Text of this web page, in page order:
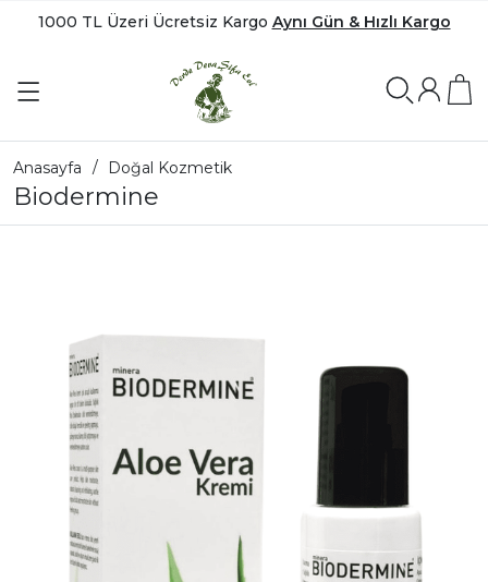
1000 TL Üzeri Ücretsiz Kargo Aynı Gün & Hızlı Kargo
Anasayfa Doğal Kozmetik
Biodermine